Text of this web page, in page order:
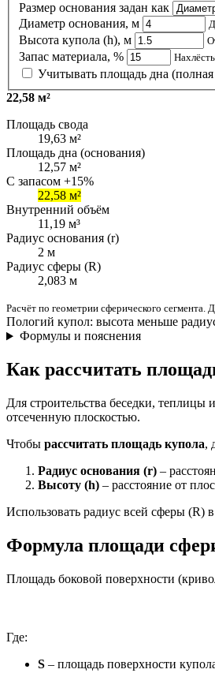
Размер основания задан как
Диаметр основания, м
Высота купола (h), м
Запас материала, %
Учитывать площадь дна (полная
22,58 м²
Площадь свода
19,63 м²
Площадь дна (основания)
12,57 м²
С запасом +15%
22,58 м²
Внутренний объём
11,19 м³
Радиус основания (r)
2 м
Радиус сферы (R)
2,083 м
Расчёт по геометрии сферического сегмента.
Пологий купол: высота меньше
Формулы и пояснения
Как рассчитать
Для строительства беседки,
отсеченную плоскостью.
Чтобы рассчитать площадь купола,
Радиус основания (r) –
Высоту (h) – расстояние от
Использовать радиус всей сферы (R)
Формула площади
Площадь боковой поверхности
Где:
S – площадь поверхности